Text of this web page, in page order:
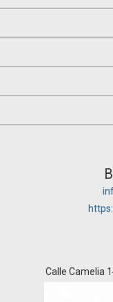
Calle Camelia